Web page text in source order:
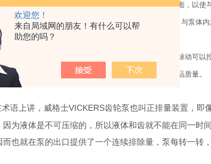
欢迎您！
来自局域网的朋友！有什么可以帮
助您的吗？
进口。为便于安装，制造商设计了一个环形螺栓安装面，以使
元件，可供用户选配，这可保证快速加温和热量控制。与泵体
断上游的压力脉动及流量波动。在齿轮泵出口处的压力脉动可
留时间，降低挤塑温度及压力脉动以提高生产率及产品质量。
术语上讲，威格士VICKERS齿轮泵也叫正排量装置，
为液体是不可压缩的，所以液体和齿就不能在同一时
也就在泵的出口提供了一个连续排除量，泵每转一转